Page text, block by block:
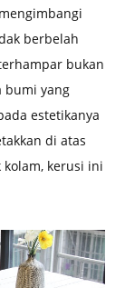
berbelah
bukan
bumi yang
estetikanya
di atas
kerusi ini